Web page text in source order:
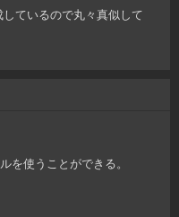
ているので丸々真似して
を使うことができる。